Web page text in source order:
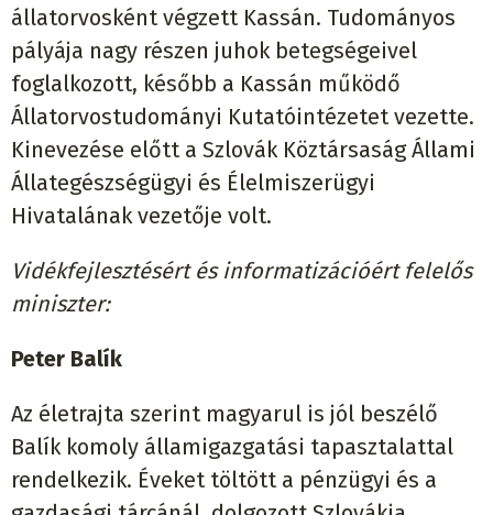
állatorvosként végzett Kassán. Tudományos
pályája nagy részen juhok betegségeivel
foglalkozott, később a Kassán működő
Állatorvostudományi Kutatóintézetet vezette.
Kinevezése előtt a Szlovák Köztársaság Állami
Állategészségügyi és Élelmiszerügyi
Hivatalának vezetője volt.
Vidékfejlesztésért és informatizációért felelős
miniszter:
Peter Balík
Az életrajta szerint magyarul is jól beszélő
Balík komoly államigazgatási tapasztalattal
rendelkezik. Éveket töltött a pénzügyi és a